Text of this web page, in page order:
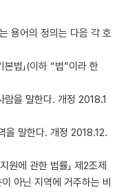
용어의 정의는 다음 각 호
법」(이하 “법”이라 한
을 말한다. 개정 2018.1
을 말한다. 개정 2018.12.
원에 관한 법률」 제2조제
아닌 지역에 거주하는 비